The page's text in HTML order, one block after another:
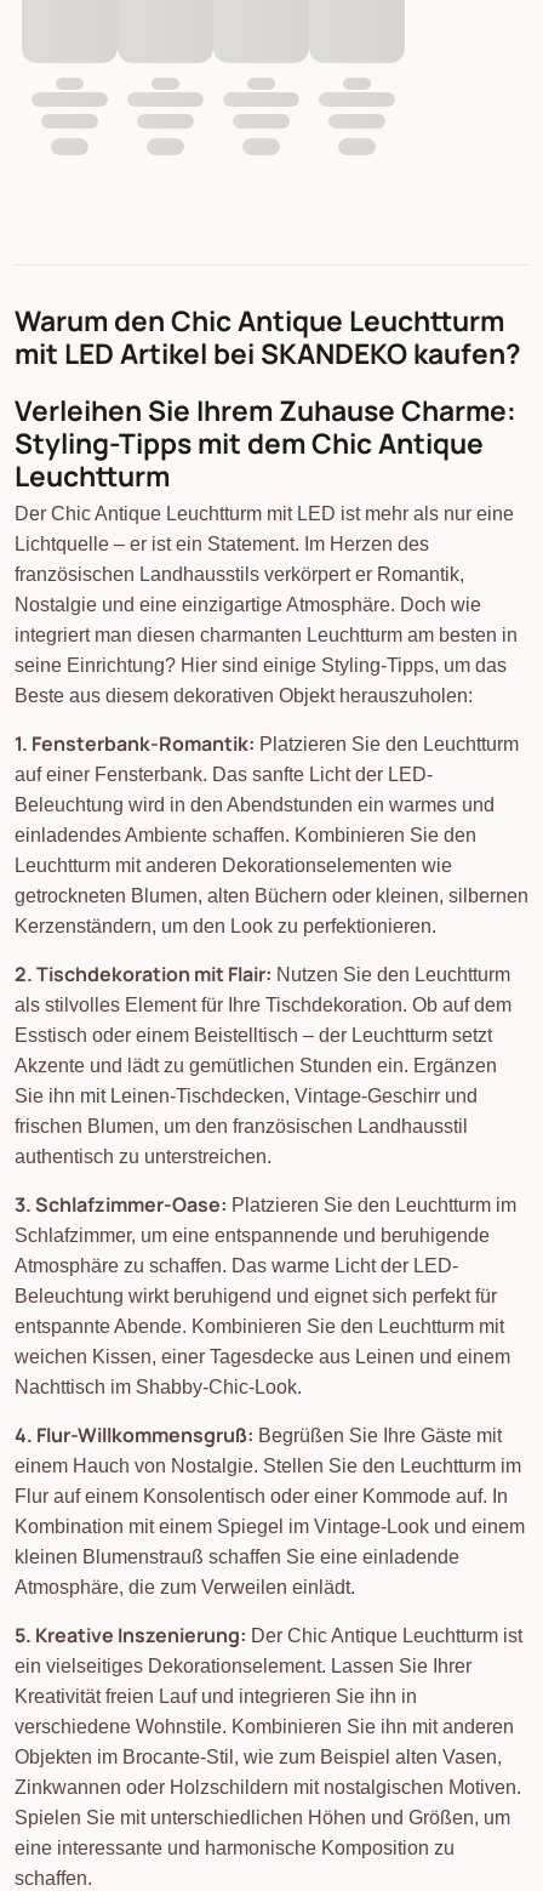
Warum den Chic Antique Leuchtturm
mit LED Artikel bei SKANDEKO kaufen?
Verleihen Sie Ihrem Zuhause Charme:
Styling-Tipps mit dem Chic Antique
Leuchtturm
Der Chic Antique Leuchtturm mit LED ist mehr als nur eine
Lichtquelle – er ist ein Statement. Im Herzen des
französischen Landhausstils verkörpert er Romantik,
Nostalgie und eine einzigartige Atmosphäre. Doch wie
integriert man diesen charmanten Leuchtturm am besten in
seine Einrichtung? Hier sind einige Styling-Tipps, um das
Beste aus diesem dekorativen Objekt herauszuholen:
1. Fensterbank-Romantik: Platzieren Sie den Leuchtturm
auf einer Fensterbank. Das sanfte Licht der LED-
Beleuchtung wird in den Abendstunden ein warmes und
einladendes Ambiente schaffen. Kombinieren Sie den
Leuchtturm mit anderen Dekorationselementen wie
getrockneten Blumen, alten Büchern oder kleinen, silbernen
Kerzenständern, um den Look zu perfektionieren.
2. Tischdekoration mit Flair: Nutzen Sie den Leuchtturm
als stilvolles Element für Ihre Tischdekoration. Ob auf dem
Esstisch oder einem Beistelltisch – der Leuchtturm setzt
Akzente und lädt zu gemütlichen Stunden ein. Ergänzen
Sie ihn mit Leinen-Tischdecken, Vintage-Geschirr und
frischen Blumen, um den französischen Landhausstil
authentisch zu unterstreichen.
3. Schlafzimmer-Oase: Platzieren Sie den Leuchtturm im
Schlafzimmer, um eine entspannende und beruhigende
Atmosphäre zu schaffen. Das warme Licht der LED-
Beleuchtung wirkt beruhigend und eignet sich perfekt für
entspannte Abende. Kombinieren Sie den Leuchtturm mit
weichen Kissen, einer Tagesdecke aus Leinen und einem
Nachttisch im Shabby-Chic-Look.
4. Flur-Willkommensgruß: Begrüßen Sie Ihre Gäste mit
einem Hauch von Nostalgie. Stellen Sie den Leuchtturm im
Flur auf einem Konsolentisch oder einer Kommode auf. In
Kombination mit einem Spiegel im Vintage-Look und einem
kleinen Blumenstrauß schaffen Sie eine einladende
Atmosphäre, die zum Verweilen einlädt.
5. Kreative Inszenierung: Der Chic Antique Leuchtturm ist
ein vielseitiges Dekorationselement. Lassen Sie Ihrer
Kreativität freien Lauf und integrieren Sie ihn in
verschiedene Wohnstile. Kombinieren Sie ihn mit anderen
Objekten im Brocante-Stil, wie zum Beispiel alten Vasen,
Zinkwannen oder Holzschildern mit nostalgischen Motiven.
Spielen Sie mit unterschiedlichen Höhen und Größen, um
eine interessante und harmonische Komposition zu
schaffen.